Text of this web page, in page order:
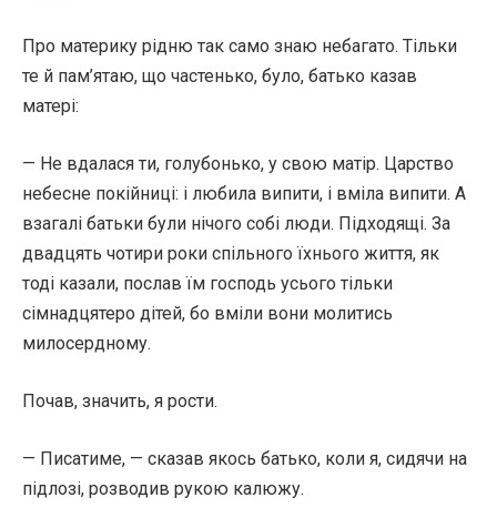
Про материку рідню так само знаю небагато. Тільки
те й пам’ятаю, що частенько, було, батько казав
матері:
— Не вдалася ти, голубонько, у свою матір. Царство
небесне покійниці: і любила випити, і вміла випити. А
взагалі батьки були нічого собі люди. Підходящі. За
двадцять чотири роки спільного їхнього життя, як
тоді казали, послав їм господь усього тільки
сімнадцятеро дітей, бо вміли вони молитись
милосердному.
Почав, значить, я рости.
— Писатиме, — сказав якось батько, коли я, сидячи на
підлозі, розводив рукою калюжу.